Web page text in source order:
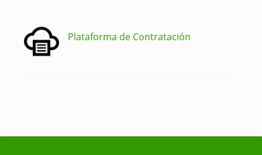
Plataforma de Contratación